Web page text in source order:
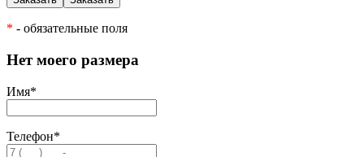
* - обязательные поля
Нет моего размера
Имя*
Телефон*